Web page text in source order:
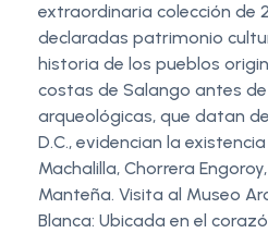
extraordinaria colección de
declaradas patrimonio
historia de los pueblos
costas de Salango antes
arqueológicas, que datan
D.C., evidencian la
Machalilla, Chorrera
Manteña. Visita al Museo
Blanca: Ubicada en el